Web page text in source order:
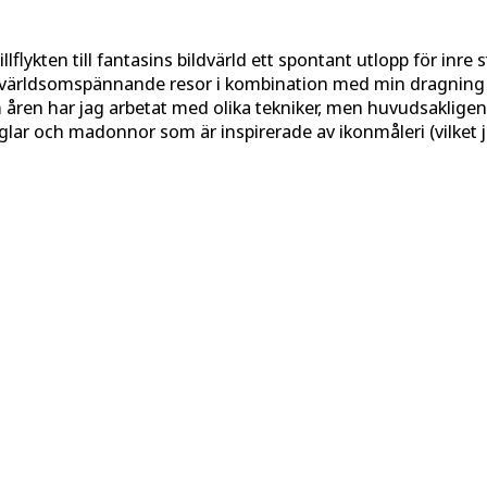
till fantasins bildvärld ett spontant utlopp för inre
resor i kombination med min
har jag arbetat med olika tekniker, men
och madonnor som är inspirerade av ikonmåleri (vilket